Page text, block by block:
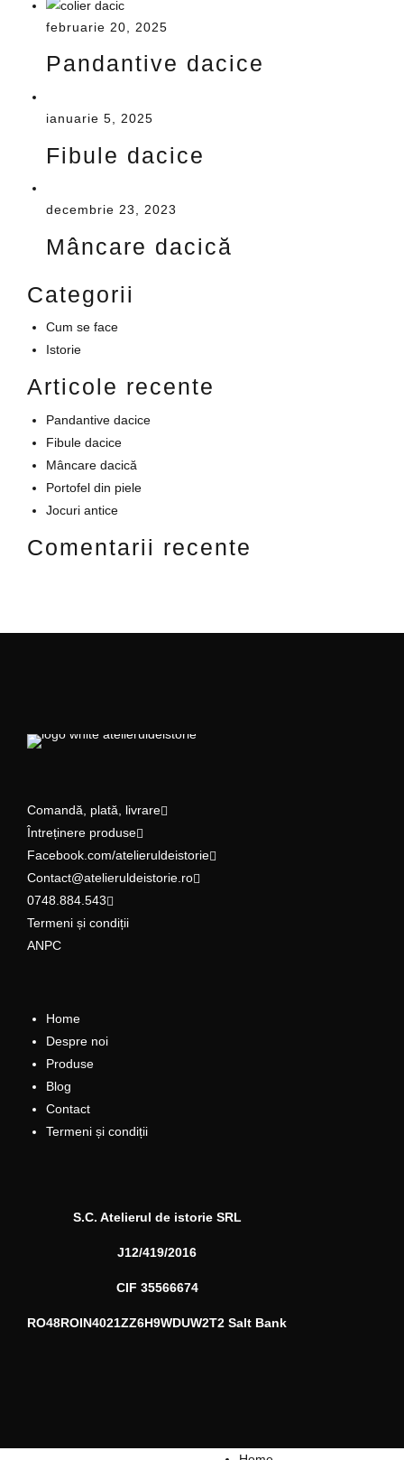
februarie 20, 2025
Pandantive dacice
ianuarie 5, 2025
Fibule dacice
decembrie 23, 2023
Mâncare dacică
Categorii
Cum se face
Istorie
Articole recente
Pandantive dacice
Fibule dacice
Mâncare dacică
Portofel din piele
Jocuri antice
Comentarii recente
Comandă, plată, livrare
Întreținere produse
Facebook.com/atelieruldeistorie
Contact@atelieruldeistorie.ro
0748.884.543
Termeni și condiții
ANPC
Home
Despre noi
Produse
Blog
Contact
Termeni și condiții
S.C. Atelierul de istorie SRL
J12/419/2016
CIF 35566674
RO48ROIN4021ZZ6H9WDUW2T2 Salt Bank